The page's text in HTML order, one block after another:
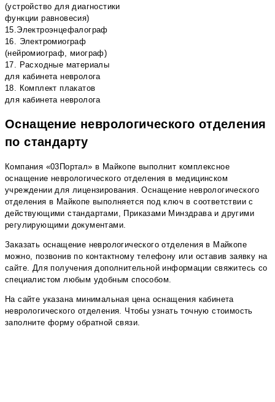
(устройство для диагностики
функции равновесия)
15.Электроэнцефалограф
16. Электромиограф
(нейромиограф, миограф)
17. Расходные материалы
для кабинета невролога
18. Комплект плакатов
для кабинета невролога
Оснащение неврологического отделения
по стандарту
Компания «03Портал» в Майкопе выполнит комплексное
оснащение неврологического отделения в медицинском
учреждении для лицензирования. Оснащение неврологического
отделения в Майкопе выполняется под ключ в соответствии с
действующими стандартами, Приказами Минздрава и другими
регулирующими документами.
Заказать оснащение неврологического отделения в Майкопе
можно, позвонив по контактному телефону или оставив заявку на
сайте. Для получения дополнительной информации свяжитесь со
специалистом любым удобным способом.
На сайте указана минимальная цена оснащения кабинета
неврологического отделения. Чтобы узнать точную стоимость
заполните форму обратной связи.